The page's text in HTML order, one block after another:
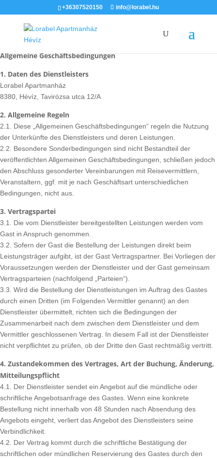
+36307520150 info@lorabel.hu
Allgemeine Geschäftsbedingungen
1. Daten des Dienstleisters
Lorabel Apartmanház
8380, Hévíz, Tavirózsa utca 12/A
2. Allgemeine Regeln
2.1. Diese „Allgemeinen Geschäftsbedingungen“ regeln die Nutzung
der Unterkünfte des Dienstleisters und deren Leistungen.
2.2. Besondere Sonderbedingungen sind nicht Bestandteil der
veröffentlichten Allgemeinen Geschäftsbedingungen, schließen jedoch
den Abschluss gesonderter Vereinbarungen mit Reisevermittlern,
Veranstaltern, ggf. mit je nach Geschäftsart unterschiedlichen
Bedingungen, nicht aus.
3. Vertragspartei
3.1. Die vom Dienstleister bereitgestellten Leistungen werden vom
Gast in Anspruch genommen.
3.2. Sofern der Gast die Bestellung der Leistungen direkt beim
Leistungsträger aufgibt, ist der Gast Vertragspartner. Bei Vorliegen der
Voraussetzungen werden der Dienstleister und der Gast gemeinsam
Vertragsparteien (nachfolgend „Parteien“).
3.3. Wird die Bestellung der Dienstleistungen im Auftrag des Gastes
durch einen Dritten (im Folgenden Vermittler genannt) an den
Dienstleister übermittelt, richten sich die Bedingungen der
Zusammenarbeit nach dem zwischen dem Dienstleister und dem
Vermittler geschlossenen Vertrag. In diesem Fall ist der Dienstleister
nicht verpflichtet zu prüfen, ob der Dritte den Gast rechtmäßig vertritt.
4. Zustandekommen des Vertrages, Art der Buchung, Änderung,
Mitteilungspflicht
4.1. Der Dienstleister sendet ein Angebot auf die mündliche oder
schriftliche Angebotsanfrage des Gastes. Wenn eine konkrete
Bestellung nicht innerhalb von 48 Stunden nach Absendung des
Angebots eingeht, verliert das Angebot des Dienstleisters seine
Verbindlichkeit.
4.2. Der Vertrag kommt durch die schriftliche Bestätigung der
schriftlichen oder mündlichen Reservierung des Gastes durch den